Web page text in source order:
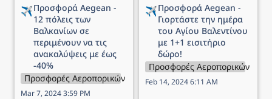
✈️Προσφορά Aegean -
12 πόλεις των
Βαλκανίων σε
περιμένουν να τις
ανακαλύψεις με έως
-40%
Προσφορές Αεροπορικών Εταιρειών
Mar 7, 2024 3:59 PM
✈️
Γιορτάστε την ημέρα
του Αγίου Βαλεντίνου
με 1+1 εισιτήριο
δώρο!
Προσφορές Αεροπορικών
Feb 14, 2024 6:11 AM